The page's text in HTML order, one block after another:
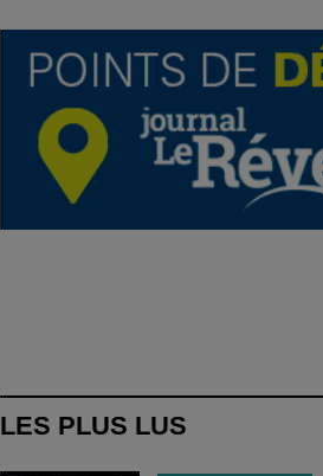
LES PLUS LUS